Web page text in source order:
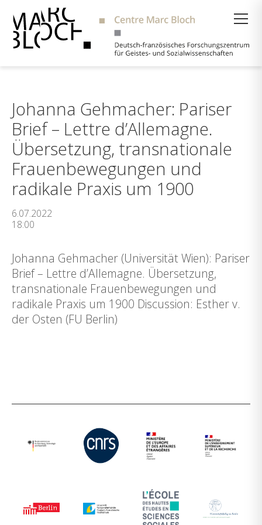
Johanna Gehmacher: Pariser
Brief – Lettre d’Allemagne.
Übersetzung, transnationale
Frauenbewegungen und
radikale Praxis um 1900
6.07.2022
18:00
Johanna Gehmacher (Universität Wien): Pariser
Brief – Lettre d’Allemagne. Übersetzung,
transnationale Frauenbewegungen und
radikale Praxis um 1900 Discussion: Esther v.
der Osten (FU Berlin)